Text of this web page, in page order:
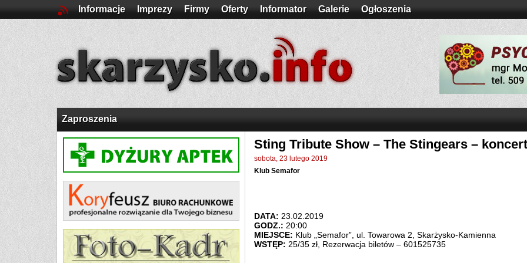
Informacje Imprezy Firmy Oferty Informator Galerie Ogłoszenia
Zaproszenia
Sting Tribute Show – The Stingears – koncert
sobota, 23 lutego 2019
Klub Semafor
DATA: 23.02.2019
GODZ.: 20:00
MIEJSCE: Klub „Semafor”, ul. Towarowa 2, Skarżysko-Kamienna
WSTĘP: 25/35 zł, Rezerwacja biletów – 601525735